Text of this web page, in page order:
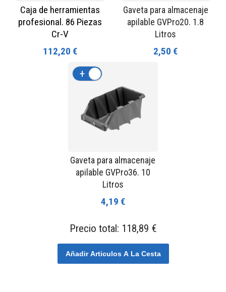
Caja de herramientas
profesional. 86 Piezas
Cr-V
112,20 €
Gaveta para almacenaje
apilable GVPro20. 1.8
Litros
2,50 €
Gaveta para almacenaje
apilable GVPro36. 10
Litros
4,19 €
+
Precio total: 118,89 €
Añadir Articulos A La Cesta